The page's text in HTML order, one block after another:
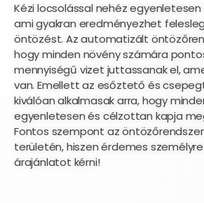
Kézi locsolással nehéz
ami gyakran eredményezhet
öntözést. Az automatizált
hogy minden növény számára
mennyiségű vizet juttassanak el,
van. Emellett az esőztető és
kiválóan alkalmasak arra, hogy
egyenletesen és célzottan kapja
Fontos szempont az öntözőrendszer
területén, hiszen érdemes
árajánlatot kérni!